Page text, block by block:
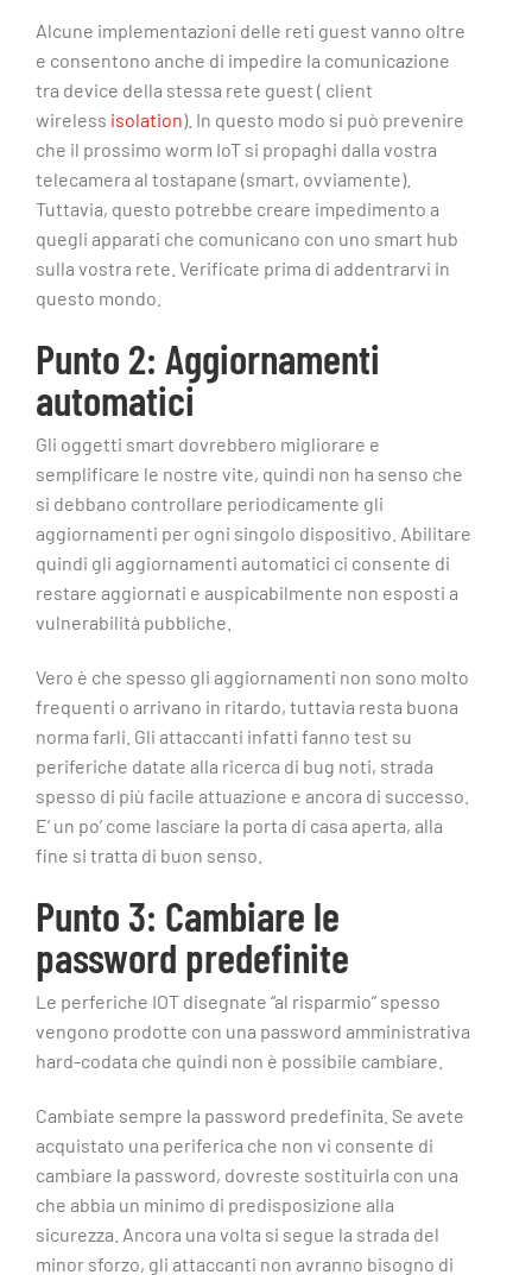
Alcune implementazioni delle reti guest vanno oltre
e consentono anche di impedire la comunicazione
tra device della stessa rete guest ( client
wireless isolation). In questo modo si può prevenire
che il prossimo worm IoT si propaghi dalla vostra
telecamera al tostapane (smart, ovviamente).
Tuttavia, questo potrebbe creare impedimento a
quegli apparati che comunicano con uno smart hub
sulla vostra rete. Verificate prima di addentrarvi in
questo mondo.
Punto 2: Aggiornamenti
automatici
Gli oggetti smart dovrebbero migliorare e
semplificare le nostre vite, quindi non ha senso che
si debbano controllare periodicamente gli
aggiornamenti per ogni singolo dispositivo. Abilitare
quindi gli aggiornamenti automatici ci consente di
restare aggiornati e auspicabilmente non esposti a
vulnerabilità pubbliche.
Vero è che spesso gli aggiornamenti non sono molto
frequenti o arrivano in ritardo, tuttavia resta buona
norma farli. Gli attaccanti infatti fanno test su
periferiche datate alla ricerca di bug noti, strada
spesso di più facile attuazione e ancora di successo.
E’ un po’ come lasciare la porta di casa aperta, alla
fine si tratta di buon senso.
Punto 3: Cambiare le
password predefinite
Le perferiche IOT disegnate “al risparmio” spesso
vengono prodotte con una password amministrativa
hard-codata che quindi non è possibile cambiare.
Cambiate sempre la password predefinita. Se avete
acquistato una periferica che non vi consente di
cambiare la password, dovreste sostituirla con una
che abbia un minimo di predisposizione alla
sicurezza. Ancora una volta si segue la strada del
minor sforzo, gli attaccanti non avranno bisogno di